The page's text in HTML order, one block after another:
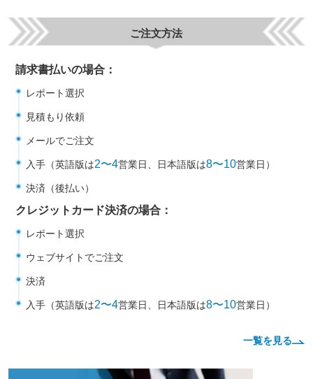
ご注文方法
請求書払いの場合：
レポート選択
見積もり依頼
メールでご注文
入手（英語版は2〜4営業日、日本語版は8〜10営業日）
決済（後払い）
クレジットカード決済の場合：
レポート選択
ウェブサイトでご注文
決済
入手（英語版は2〜4営業日、日本語版は8〜10営業日）
一覧を見る